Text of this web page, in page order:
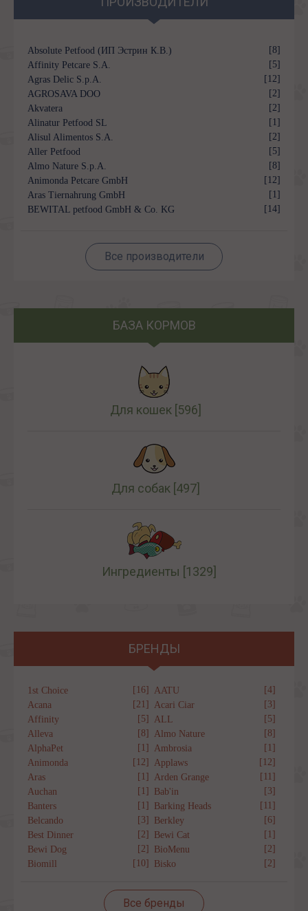
Absolute Petfood (ИП Эстрин К.В.)
[8]
Affinity Petcare S.A.
[5]
Agras Delic S.p.A.
[12]
AGROSAVA DOO
[2]
Akvatera
[2]
Alinatur Petfood SL
[1]
Alisul Alimentos S.A.
[2]
Aller Petfood
[5]
Almo Nature S.p.A.
[8]
Animonda Petcare GmbH
[12]
Aras Tiernahrung GmbH
[1]
BEWITAL petfood GmbH & Co. KG
[14]
Все производители
БАЗА КОРМОВ
Для кошек [596]
Для собак [497]
Ингредиенты [1329]
БРЕНДЫ
1st Choice [16] AATU
[4]
Acana
[21] Acari Ciar
[3]
Affinity
[5] ALL
[5]
Alleva
[8] Almo Nature
[8]
AlphaPet
[1] Ambrosia
[1]
Animonda
[12] Applaws
[12]
Aras
[1] Arden Grange
[11]
Auchan
[1] Bab'in
[3]
Banters
[1] Barking Heads
[11]
Belcando
[3] Berkley
[6]
Best Dinner
[2] Bewi Cat
[1]
Bewi Dog
[2] BioMenu
[2]
Biomill
[10] Bisko [2]
Все бренды